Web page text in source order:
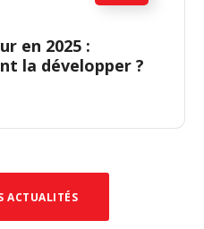
en 2025 :
la développer ?
ACTUALITÉS